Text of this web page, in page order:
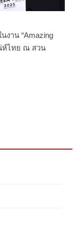
งาน “Amazing
ห์ไทย ณ สวน